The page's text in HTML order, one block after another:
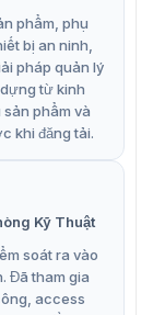
tự động
nhấp nháy.
tối ưu
khuôn mặt
mặt và
lý hàng
cáo
di chuyển
phẩm, phụ
bị an ninh,
pháp quản lý
từ kinh
phẩm và
khi đăng tải.
Kỹ Thuật
soát ra vào
Đã tham gia
access